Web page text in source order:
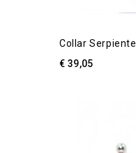
Collar Serpiente
€ 39,05